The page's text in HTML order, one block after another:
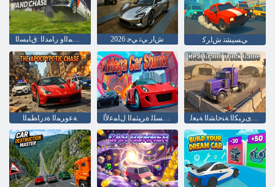
2026 ﺵﺍﺭ ﻲﺗ ﻲﺟ ﻲﺴﻴﺸﺗ ﺵﺍﺮﻛ
ﺔﻋﻭﺮﻤﻟﺍ ﺓﺩﺭﺎﻄﻤﻟﺍ